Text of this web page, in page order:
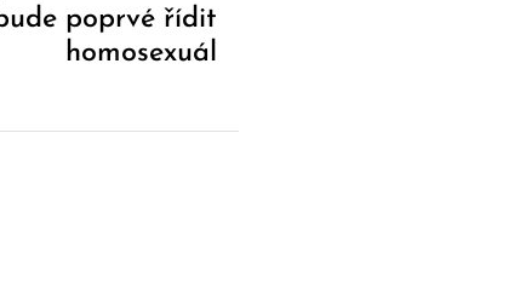
poprvé řídit
homosexuál